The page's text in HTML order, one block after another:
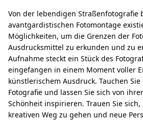
Von der lebendigen Straßenfotografie
avantgardistischen Fotomontage
Möglichkeiten, um die Grenzen der
Ausdrucksmittel zu erkunden und zu
Aufnahme steckt ein Stück des
eingefangen in einem Moment voller
künstlerischem Ausdruck. Tauchen
Fotografie und lassen Sie sich von
Schönheit inspirieren. Trauen Sie
kreativen Weg zu gehen und neue